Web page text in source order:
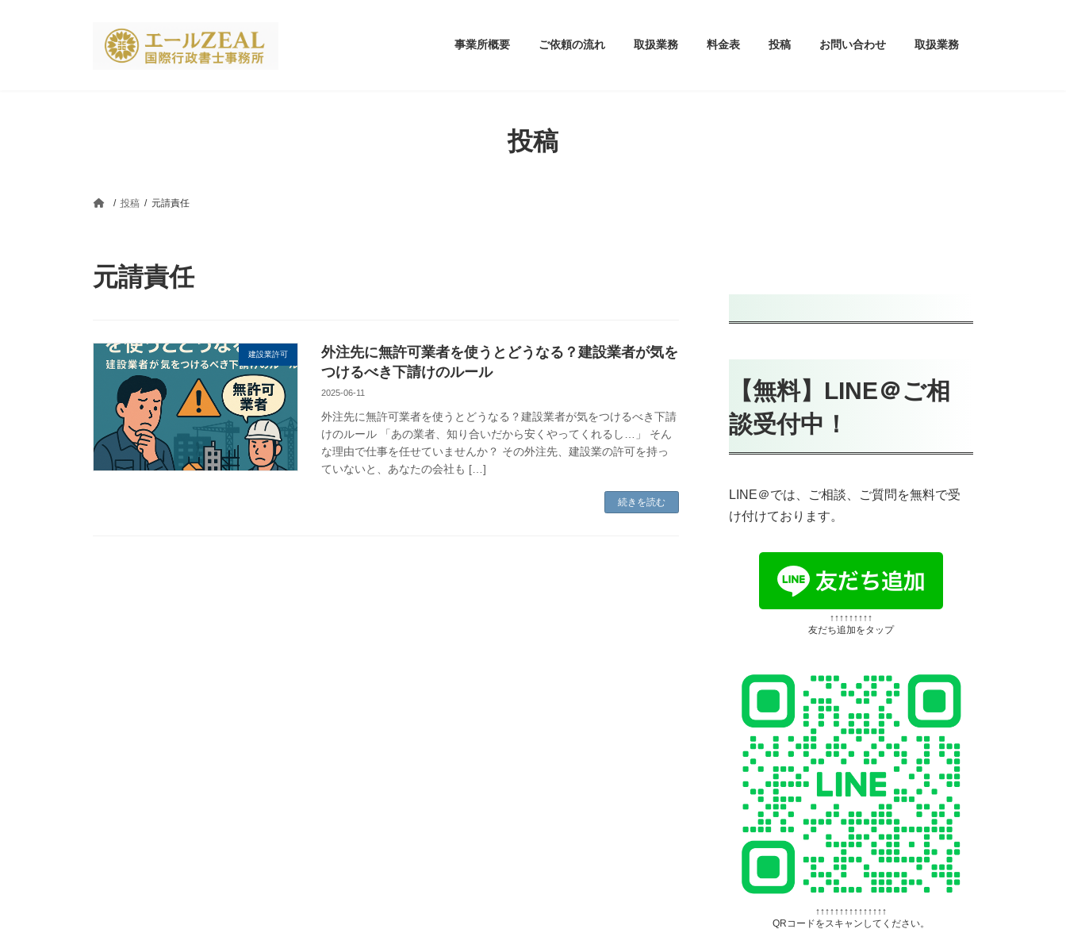
事業所概要 ご依頼の流れ 取扱業務 料金表 投稿 お問い合わせ 取扱業務
投稿
投稿 元請責任
元請責任
建設業許可
外注先に無許可業者を使うとどうなる？建設業者が気を
つけるべき下請けのルール
2025-06-11
外注先に無許可業者を使うとどうなる？建設業者が気をつけるべき下請
けのルール 「あの業者、知り合いだから安くやってくれるし…」 そん
な理由で仕事を任せていませんか？ その外注先、建設業の許可を持っ
ていないと、あなたの会社も […]
続きを読む
【無料】LINE＠ご相
談受付中！
LINE＠では、ご相談、ご質問を無料で受
け付けております。
↑↑↑↑↑↑↑↑↑
友だち追加をタップ
↑↑↑↑↑↑↑↑↑↑↑↑↑↑↑
QRコードをスキャンしてください。